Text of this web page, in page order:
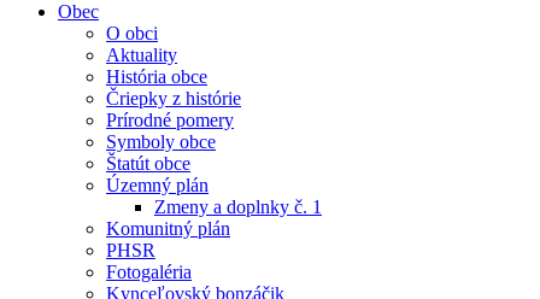
Obec
O obci
Aktuality
História obce
Čriepky z histórie
Prírodné pomery
Symboly obce
Štatút obce
Územný plán
Zmeny a doplnky č. 1
Komunitný plán
PHSR
Fotogaléria
Kynceľovský bonzáčik